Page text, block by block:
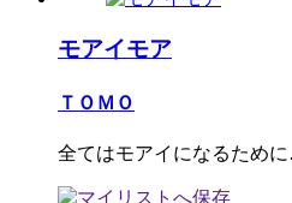
モアイモア
ＴＯＭＯ
全てはモアイになるため